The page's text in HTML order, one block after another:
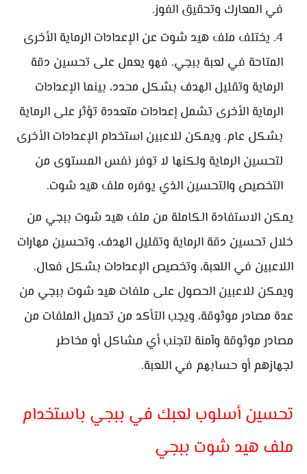
في المعارك وتحقيق الفوز.
يختلف ملف هيد شوت عن الإعدادات الرماية الأخرى
المتاحة في لعبة ببجي. فهو يعمل على تحسين دقة
الرماية وتقليل الهدف بشكل محدد، بينما الإعدادات
الرماية الأخرى تشمل إعدادات متعددة تؤثر على الرماية
بشكل عام. ويمكن للاعبين استخدام الإعدادات الأخرى
لتحسين الرماية ولكنها لا توفر نفس المستوى من
التخصيص والتحسين الذي يوفره ملف هيد شوت.
يمكن الاستفادة الكاملة من ملف هيد شوت ببجي من
خلال تحسين دقة الرماية وتقليل الهدف، وتحسين مهارات
اللاعبين في اللعبة، وتخصيص الإعدادات بشكل فعال.
ويمكن للاعبين الحصول على ملفات هيد شوت ببجي من
عدة مصادر موثوقة، ويجب التأكد من تحميل الملفات من
مصادر موثوقة وآمنة لتجنب أي مشاكل أو مخاطر
لجهازهم أو حسابهم في اللعبة.
تحسين أسلوب لعبك في ببجي باستخدام
ملف هيد شوت ببجي